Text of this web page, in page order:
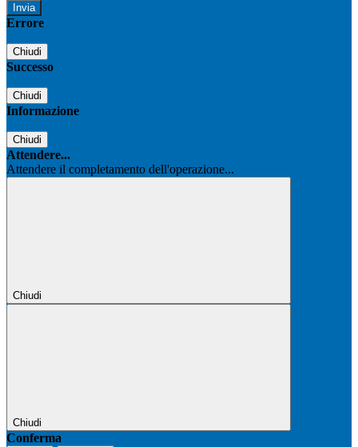
Errore
Chiudi
Successo
Chiudi
Informazione
Chiudi
Attendere...
Attendere il completamento dell'operazione...
Chiudi
Chiudi
Conferma